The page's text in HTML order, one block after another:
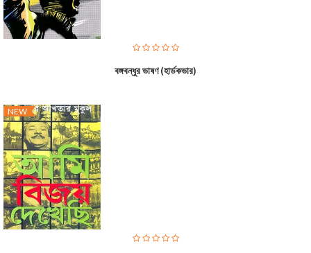
বঙ্গবন্ধুর ভাষণ (হার্ডকভার)
NEW